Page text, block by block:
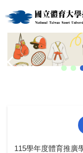
到
容
115學年度體育推廣